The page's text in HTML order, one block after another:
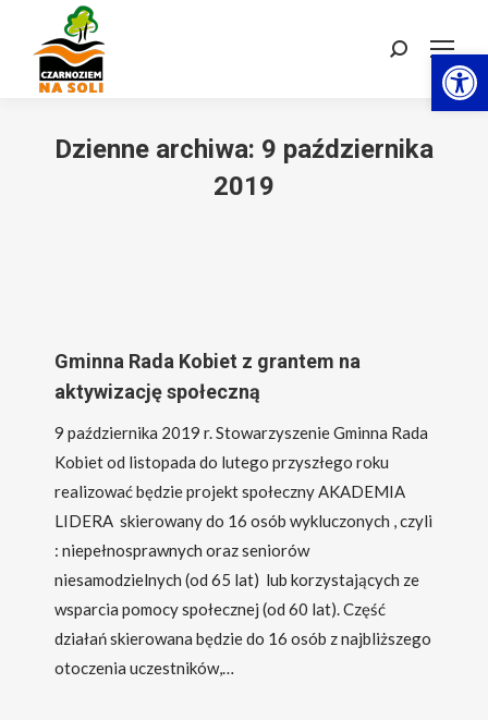
Szukaj:
Dzienne archiwa: 9 października
2019
Gminna Rada Kobiet z grantem na
aktywizację społeczną
9 października 2019 r. Stowarzyszenie Gminna Rada
Kobiet od listopada do lutego przyszłego roku
realizować będzie projekt społeczny AKADEMIA
LIDERA skierowany do 16 osób wykluczonych , czyli
: niepełnosprawnych oraz seniorów
niesamodzielnych (od 65 lat) lub korzystających ze
wsparcia pomocy społecznej (od 60 lat). Część
działań skierowana będzie do 16 osób z najbliższego
otoczenia uczestników,…